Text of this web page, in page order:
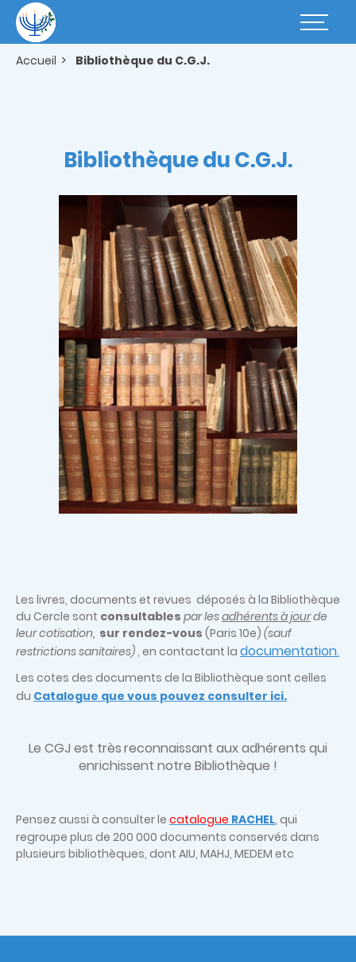
contenu
principal
Basculer
Accueil Bibliothèque du C.G.J.
Bibliothèque du C.G.J.
Les livres, documents et revues déposés à la Bibliothèque
du Cercle sont consultables par lesadhérents à jourde
leur cotisation, sur rendez-vous (Paris 10e) (sauf
restrictions sanitaires), en contactant la documentation.
Les cotes des documents de la Bibliothèque sont celles
du Catalogue que vous pouvez consulter ici.
Le CGJ est trèsreconnaissant aux adhérents qui
enrichissent notre Bibliothèque !
Pensez aussi à consulter le catalogue RACHEL, qui
regroupe plus de 200 000 documents conservés dans
plusieurs bibliothèques, dont AIU, MAHJ, MEDEM etc